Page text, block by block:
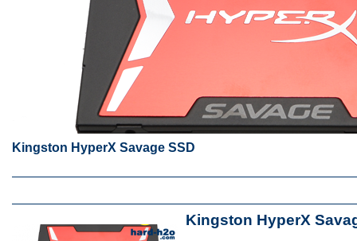
Kingston HyperX Savage SSD
Kingston HyperX